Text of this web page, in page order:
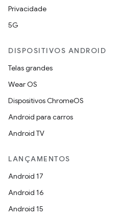
Privacidade
5G
DISPOSITIVOS ANDROID
Telas grandes
Wear OS
Dispositivos ChromeOS
Android para carros
Android TV
LANÇAMENTOS
Android 17
Android 16
Android 15